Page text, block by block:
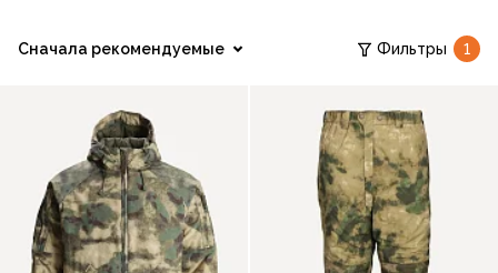
Сначала рекомендуемые Фильтры 1